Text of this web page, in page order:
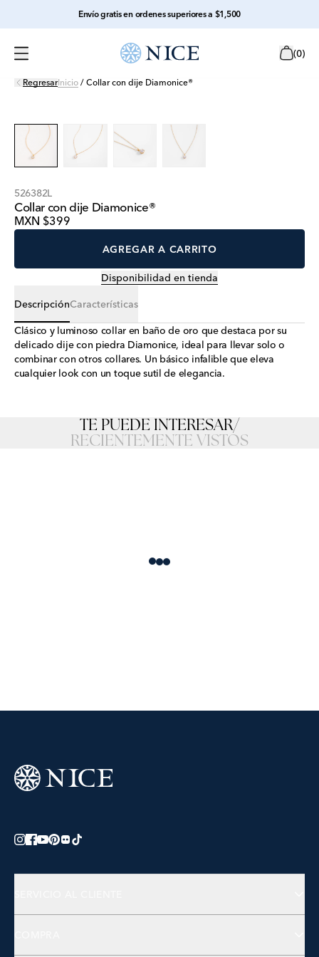
Envío gratis en ordenes superiores a $1,500
(0)
RegresarInicio / Collar con dije Diamonice®
526382L
Collar con dije Diamonice®
MXN $399
AGREGAR A CARRITO
Disponibilidad en tienda
DescripciónCaracterísticas
Clásico y luminoso collar en baño de oro que destaca por su
delicado dije con piedra Diamonice, ideal para llevar solo o
combinar con otros collares. Un básico infalible que eleva
cualquier look con un toque sutil de elegancia.
TE PUEDE INTERESAR/
RECIENTEMENTE VISTOS
Loading